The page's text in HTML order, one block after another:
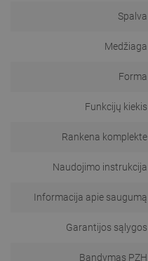
Spalva
Medžiaga
Forma
Funkcijų kiekis
Rankena komplekte
Naudojimo instrukcija
Informacija apie saugumą
Garantijos sąlygos
Bandymas PZH